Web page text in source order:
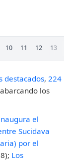
10 11 12 13
destacados, 224
los
el
Sucidava
por el
Los